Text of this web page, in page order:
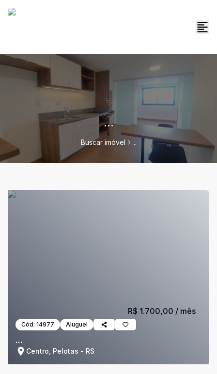
...
Buscar imóvel ...
Cód: 14977 Aluguel
...
Centro, Pelotas - RS
R$ 1.700,00 / mês